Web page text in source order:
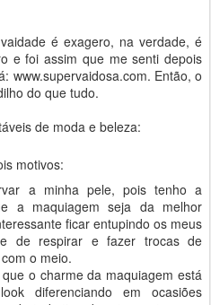
é exagero, na verdade, é
e foi assim que me senti depois
www.supervaidosa.com. Então, o
do que tudo.
de moda e beleza:
motivos:
a minha pele, pois tenho a
a maquiagem seja da melhor
ficar entupindo os meus
de respirar e fazer trocas de
o meio.
o charme da maquiagem está
diferenciando em ocasiões